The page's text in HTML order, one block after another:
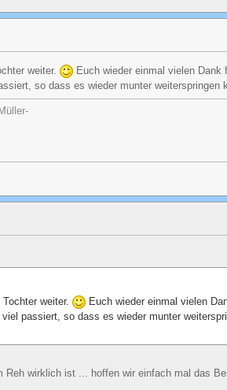
weiter.
Euch wieder einmal vielen
so dass es wieder munter weiterspringen
Tochter weiter.
Euch wieder einmal vielen
passiert, so dass es wieder munter
Reh wirklich ist ... hoffen wir einfach mal das